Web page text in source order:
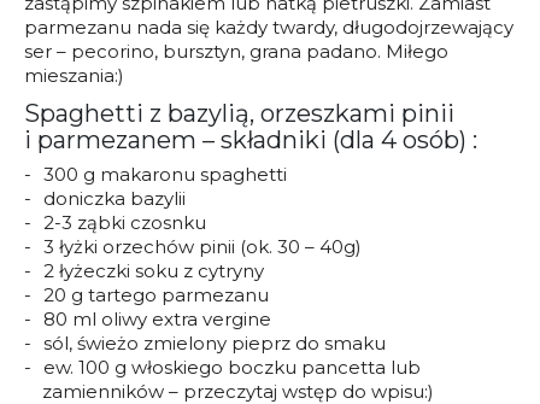
parmezanu nada się każdy twardy, długodojrzewający
ser – pecorino, bursztyn, grana padano. Miłego
mieszania:)
Spaghetti z bazylią, orzeszkami pinii
i parmezanem – składniki (dla 4 osób) :
300 g makaronu spaghetti
doniczka bazylii
2-3 ząbki czosnku
3 łyżki orzechów pinii (ok. 30 – 40g)
2 łyżeczki soku z cytryny
20 g tartego parmezanu
80 ml oliwy extra vergine
sól, świeżo zmielony pieprz do smaku
ew. 100 g włoskiego boczku pancetta lub
zamienników – przeczytaj wstęp do wpisu:)